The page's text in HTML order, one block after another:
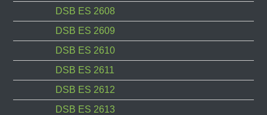
DSB ES 2608
DSB ES 2609
DSB ES 2610
DSB ES 2611
DSB ES 2612
DSB ES 2613